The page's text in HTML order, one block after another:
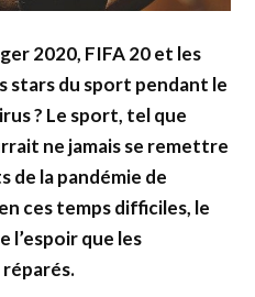
2020, FIFA 20 et les
stars du sport pendant le
? Le sport, tel que
ne jamais se remettre
la pandémie de
ces temps difficiles, le
l’espoir que les